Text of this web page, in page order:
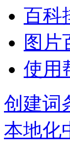
百科
图片
使用
创建词
本地化